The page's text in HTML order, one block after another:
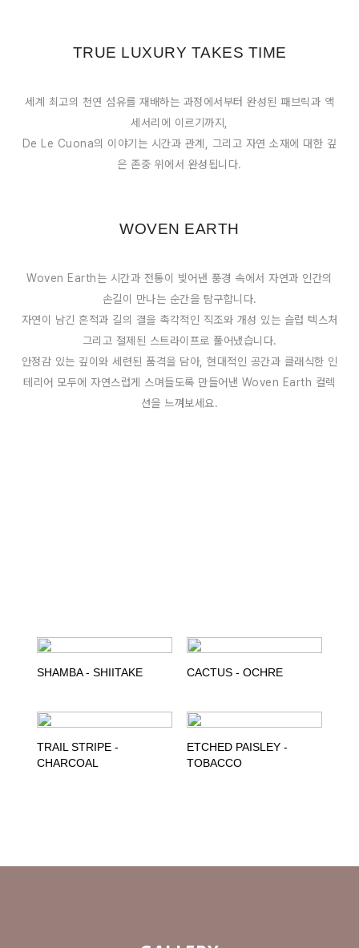
TRUE LUXURY TAKES TIME
세계 최고의 천연 섬유를 재배하는 과정에서부터 완성된 패브릭과 액
세서리에 이르기까지,
De Le Cuona의 이야기는 시간과 관계, 그리고 자연 소재에 대한 깊
은 존중 위에서 완성됩니다.
WOVEN EARTH
Woven Earth는 시간과 전통이 빚어낸 풍경 속에서 자연과 인간의
손길이 만나는 순간을 탐구합니다.
자연이 남긴 흔적과 길의 결을 촉각적인 직조와 개성 있는 슬럽 텍스처
그리고 절제된 스트라이프로 풀어냈습니다.
안정감 있는 깊이와 세련된 품격을 담아, 현대적인 공간과 클래식한 인
테리어 모두에 자연스럽게 스며들도록 만들어낸 Woven Earth 컬렉
션을 느껴보세요.
SHAMBA - SHIITAKE CACTUS - OCHRE
TRAIL STRIPE -
CHARCOAL
ETCHED PAISLEY -
TOBACCO